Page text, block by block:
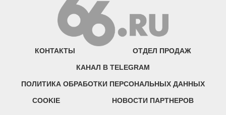
КОНТАКТЫ ОТДЕЛ ПРОДАЖ
КАНАЛ В TELEGRAM
ПОЛИТИКА ОБРАБОТКИ ПЕРСОНАЛЬНЫХ ДАННЫХ
COOKIE НОВОСТИ ПАРТНЕРОВ